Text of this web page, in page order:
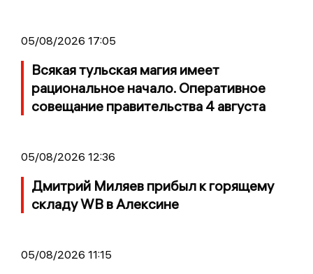
05/08/2026 17:05
Всякая тульская магия имеет
рациональное начало. Оперативное
совещание правительства 4 августа
05/08/2026 12:36
Дмитрий Миляев прибыл к горящему
складу WB в Алексине
05/08/2026 11:15